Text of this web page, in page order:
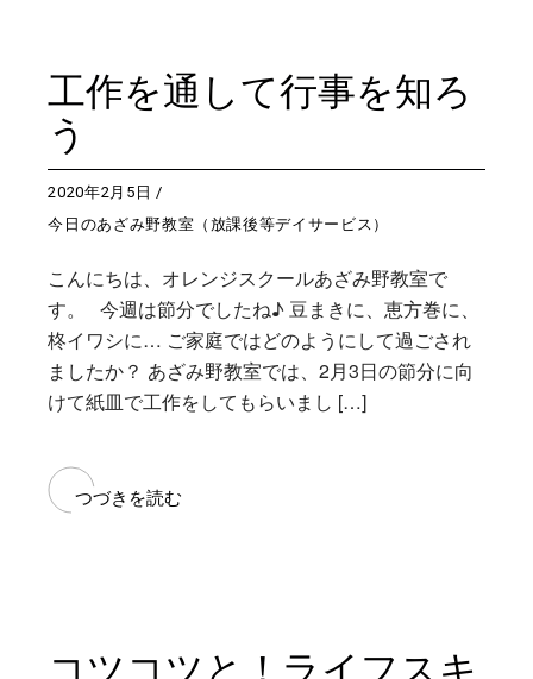
工作を通して行事を知ろ
う
2020年2月5日
今日のあざみ野教室（放課後等デイサービス）
こんにちは、オレンジスクールあざみ野教室で
す。 今週は節分でしたね♪ 豆まきに、恵方巻に、
柊イワシに… ご家庭ではどのようにして過ごされ
ましたか？ あざみ野教室では、2月3日の節分に向
けて紙皿で工作をしてもらいまし […]
つづきを読む
コツコツと！ライフスキ